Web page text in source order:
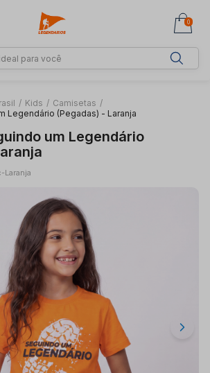
0
/ Kids / Camisetas /
Legendário (Pegadas) - Laranja
um Legendário
Laranja